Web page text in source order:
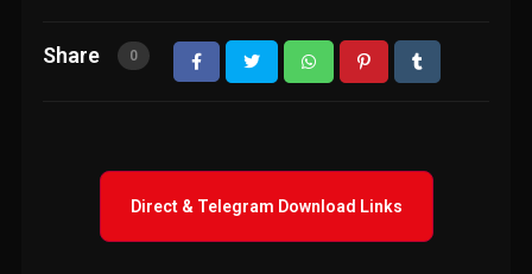
Share 0
Direct & Telegram Download Links